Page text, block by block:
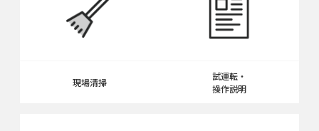
現場清掃
試運転・
操作説明